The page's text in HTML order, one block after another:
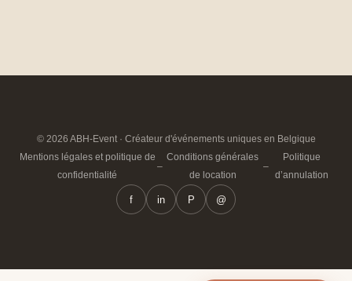
© 2026 ABH-Event · Créateur d'événements uniques en Belgique
Mentions légales et politique de
confidentialité
–
Conditions générales
de location
–
Politique
d’annulation
f in P @